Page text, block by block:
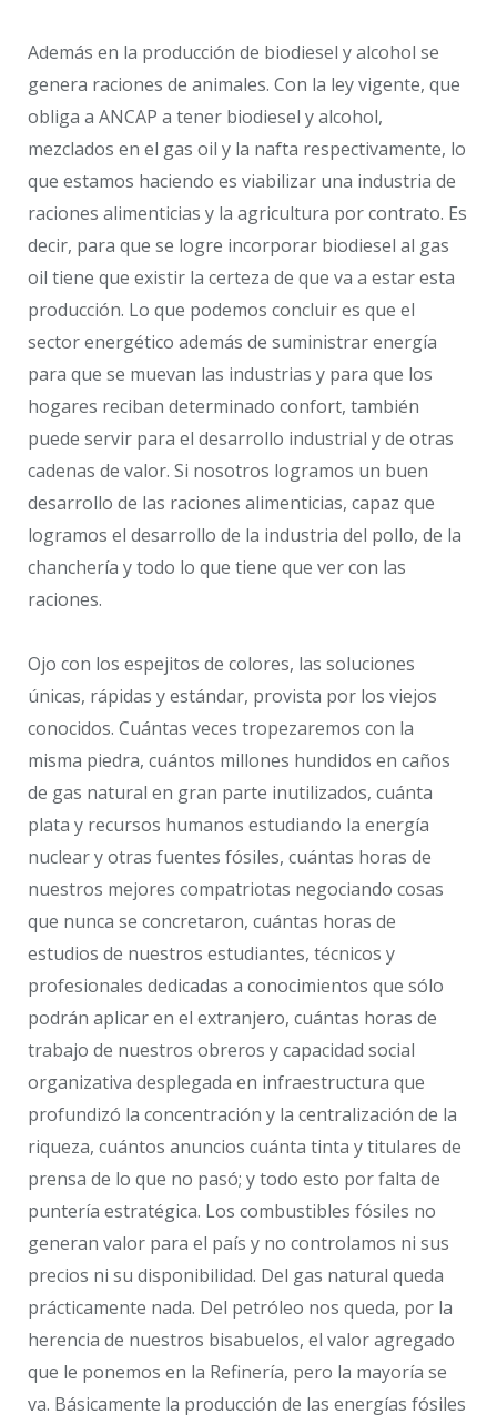
Además en la producción de biodiesel y alcohol se
genera raciones de animales. Con la ley vigente, que
obliga a ANCAP a tener biodiesel y alcohol,
mezclados en el gas oil y la nafta respectivamente, lo
que estamos haciendo es viabilizar una industria de
raciones alimenticias y la agricultura por contrato. Es
decir, para que se logre incorporar biodiesel al gas
oil tiene que existir la certeza de que va a estar esta
producción. Lo que podemos concluir es que el
sector energético además de suministrar energía
para que se muevan las industrias y para que los
hogares reciban determinado confort, también
puede servir para el desarrollo industrial y de otras
cadenas de valor. Si nosotros logramos un buen
desarrollo de las raciones alimenticias, capaz que
logramos el desarrollo de la industria del pollo, de la
chanchería y todo lo que tiene que ver con las
raciones.
Ojo con los espejitos de colores, las soluciones
únicas, rápidas y estándar, provista por los viejos
conocidos. Cuántas veces tropezaremos con la
misma piedra, cuántos millones hundidos en caños
de gas natural en gran parte inutilizados, cuánta
plata y recursos humanos estudiando la energía
nuclear y otras fuentes fósiles, cuántas horas de
nuestros mejores compatriotas negociando cosas
que nunca se concretaron, cuántas horas de
estudios de nuestros estudiantes, técnicos y
profesionales dedicadas a conocimientos que sólo
podrán aplicar en el extranjero, cuántas horas de
trabajo de nuestros obreros y capacidad social
organizativa desplegada en infraestructura que
profundizó la concentración y la centralización de la
riqueza, cuántos anuncios cuánta tinta y titulares de
prensa de lo que no pasó; y todo esto por falta de
puntería estratégica. Los combustibles fósiles no
generan valor para el país y no controlamos ni sus
precios ni su disponibilidad. Del gas natural queda
prácticamente nada. Del petróleo nos queda, por la
herencia de nuestros bisabuelos, el valor agregado
que le ponemos en la Refinería, pero la mayoría se
va. Básicamente la producción de las energías fósiles